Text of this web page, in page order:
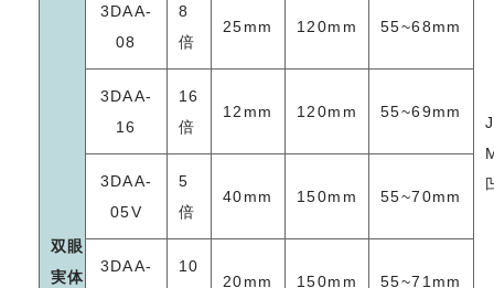
双眼
実体
3DAA-
08
8
倍
25mm 120mm 55~68mm
3DAA-
16
16
倍
12mm 120mm 55~69mm
3DAA-
05V
5
倍
40mm 150mm 55~70mm
3DAA-
10
20mm 150mm 55~71mm